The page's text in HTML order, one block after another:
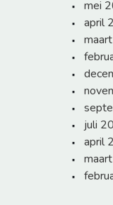
mei
april
juli
april